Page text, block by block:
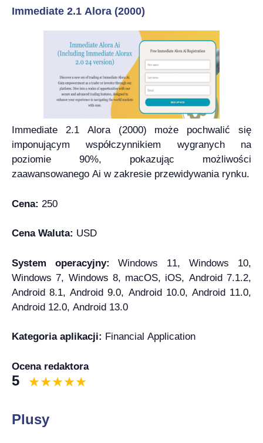
Immediate 2.1 Alora (2000)
Immediate 2.1 Alora (2000) może pochwalić się
imponującym współczynnikiem wygranych na
poziomie 90%, pokazując możliwości
zaawansowanego Ai w zakresie przewidywania rynku.
Cena: 250
Cena Waluta: USD
System operacyjny: Windows 11, Windows 10,
Windows 7, Windows 8, macOS, iOS, Android 7.1.2,
Android 8.1, Android 9.0, Android 10.0, Android 11.0,
Android 12.0, Android 13.0
Kategoria aplikacji: Financial Application
Ocena redaktora
5
Plusy